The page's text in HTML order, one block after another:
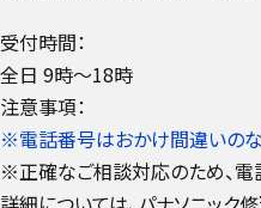
受付時間：
全日 9時～18時
注意事項：
※電話番号はおかけ間違いのな
※正確なご相談対応のため、電